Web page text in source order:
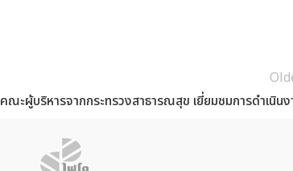
คณะผู้บริหารจากกระทรวงสาธารณสุข เยี่ยมชมการดำเนินง